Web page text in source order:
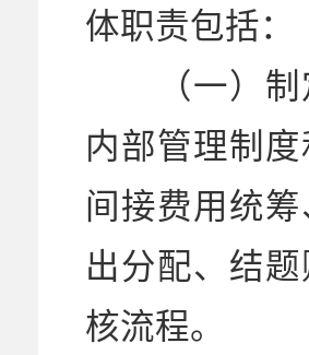
体职责包括：
（一）制定
内部管理制
间接费用统
出分配、结
核流程。